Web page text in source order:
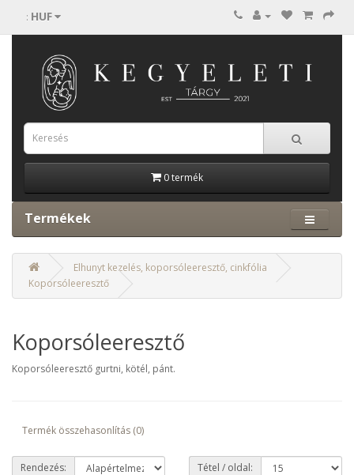
: HUF
0 termék
Termékek
Elhunyt kezelés, koporsóleeresztő, cinkfólia
Koporsóleeresztő
Koporsóleeresztő
Koporsóleeresztő gurtni, kötél, pánt.
Termék összehasonlítás (0)
Rendezés: Tétel / oldal: